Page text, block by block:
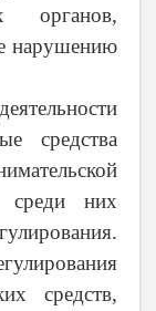
органов,
нарушению
средства
среди них
средств,